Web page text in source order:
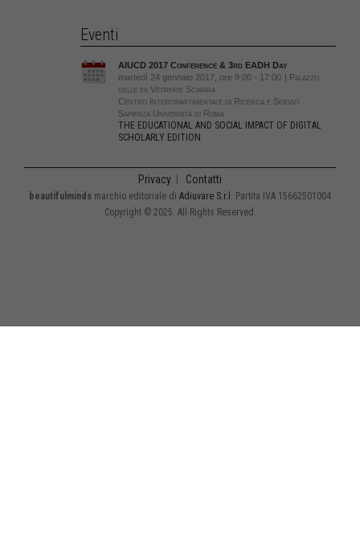
Eventi
AIUCD 2017 Conference & 3rd EADH Day
martedì 24 gennaio 2017, ore 9:00 - 17:00
| Palazzo
delle ex Vetrerie Sciarra
Centro Interdipartimentale di Ricerca e Servizi
Sapienza Università di Roma
THE EDUCATIONAL AND SOCIAL IMPACT OF DIGITAL
SCHOLARLY EDITION
Privacy Contatti
beautifulminds marchio editoriale di Adiuvare S.r.l. Partita IVA 15662501004
Copyright © 2025. All Rights Reserved.